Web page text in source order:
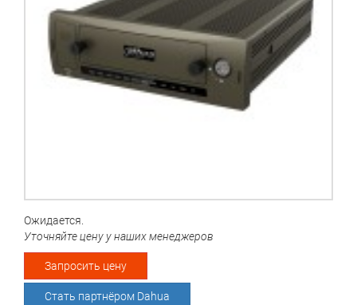
Ожидается.
Уточняйте цену у наших менеджеров
Запросить цену
Стать партнёром Dahua